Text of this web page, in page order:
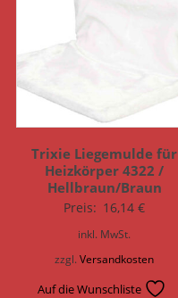
Trixie Liegemulde für
Heizkörper 4322 /
Hellbraun/Braun
Preis: 16,14€
inkl. MwSt.
zzgl.Versandkosten
Auf die Wunschliste